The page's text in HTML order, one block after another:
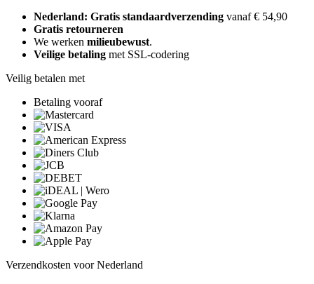
Nederland: Gratis standaardverzending vanaf € 54,90
Gratis retourneren
We werken milieubewust.
Veilige betaling met SSL-codering
Veilig betalen met
Betaling vooraf
Verzendkosten voor Nederland